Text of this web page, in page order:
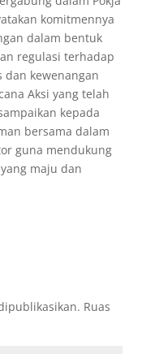
komitmennya
dalam bentuk
regulasi terhadap
dan kewenangan
Aksi yang telah
kepada
bersama dalam
guna mendukung
maju dan
Ruas